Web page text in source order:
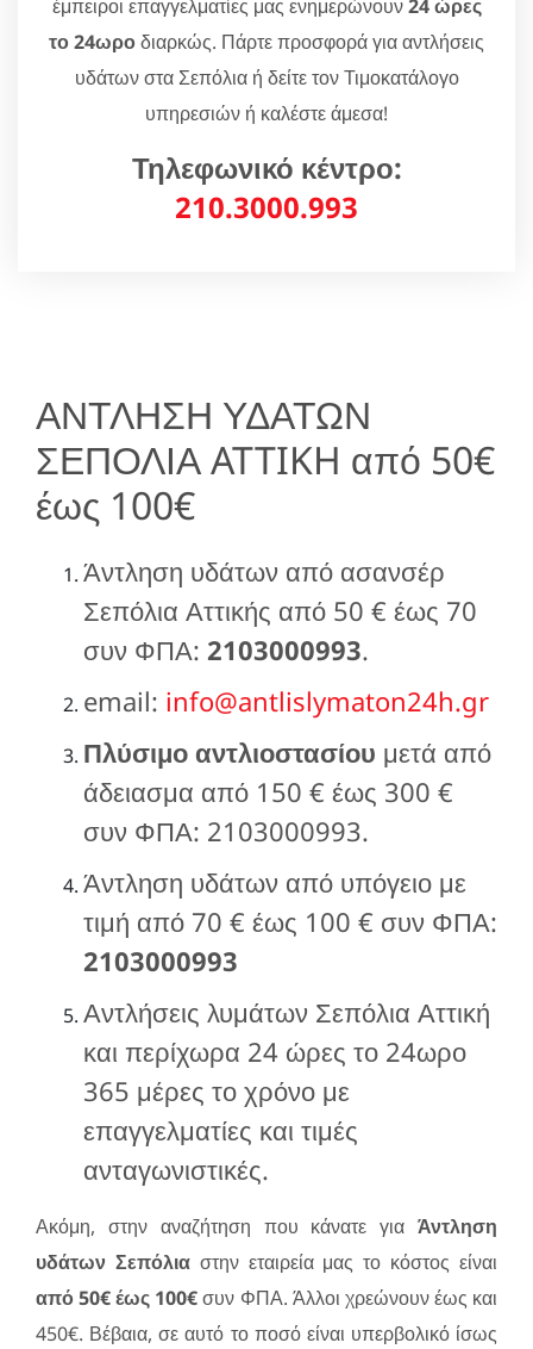
έμπειροι επαγγελματίες μας ενημερώνουν24 ώρες
το 24ωροδιαρκώς. Πάρτε προσφορά για αντλήσεις
υδάτων στα Σεπόλια ή δείτε τον Τιμοκατάλογο
υπηρεσιών ή καλέστε άμεσα!
Τηλεφωνικό κέντρο:
210.3000.993
ΑΝΤΛΗΣΗ ΥΔΑΤΩΝ
ΣΕΠΟΛΙΑ ATTIKH από 50€
έως 100€
Άντληση υδάτων από ασανσέρ
Σεπόλια Αττικής από 50 € έως 70
συν ΦΠΑ: 2103000993.
email: info@antlislymaton24h.gr
Πλύσιμο αντλιοστασίου μετά από
άδειασμα από 150 € έως 300 €
συν ΦΠΑ: 2103000993.
Άντληση υδάτων από υπόγειο με
τιμή από 70 € έως 100 € συν ΦΠΑ:
2103000993
Αντλήσεις λυμάτων Σεπόλια Αττική
και περίχωρα 24 ώρες το 24ωρο
365 μέρες το χρόνο με
επαγγελματίες και τιμές
ανταγωνιστικές.
Ακόμη, στην αναζήτηση που κάνατε για Άντληση
υδάτων Σεπόλιαστην εταιρεία μας το κόστος είναι
από 50€ έως 100€συν ΦΠΑ. Άλλοι χρεώνουν έως και
450€. Βέβαια, σε αυτό το ποσό είναι υπερβολικό ίσως